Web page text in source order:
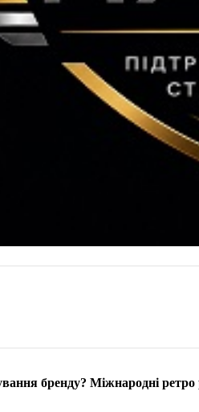
бренду? Міжнародні ретро